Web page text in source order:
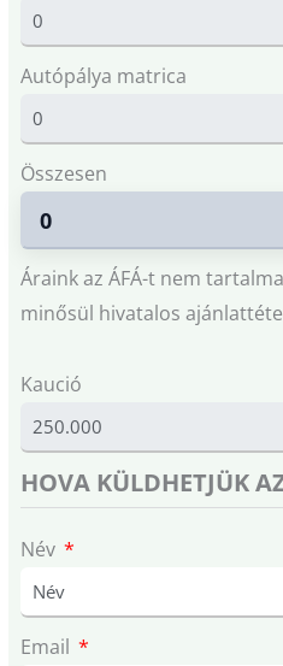
Autópálya matrica
Összesen
Áraink az ÁFÁ-t nem
minősül hivatalos
Kaució
HOVA KÜLDHETJÜK
Név
Email